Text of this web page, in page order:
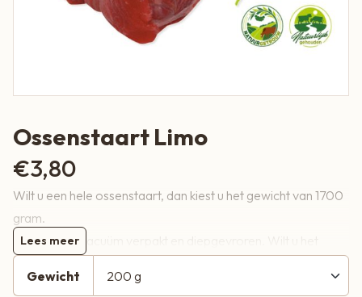
Ossenstaart Limo
€3,80
Wilt u een hele ossenstaart, dan kiest u het gewicht van 1700
gram.
Ons vlees is vacuüm verpakt en diepgevroren. Wilt u het
vlees gekoeld ontvangen, geef dit dan aan in het
opmerkingenveld bij het gewenste stuk vlees!
Lees meer
Gewicht